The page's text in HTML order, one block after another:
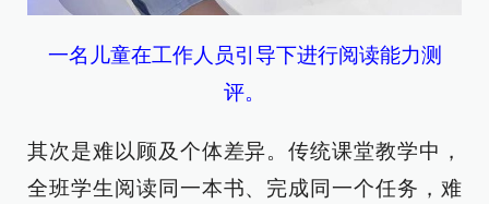
一名儿童在工作人员引导下进行阅读能力测
评。
其次是难以顾及个体差异。传统课堂教学中，
全班学生阅读同一本书、完成同一个任务，难